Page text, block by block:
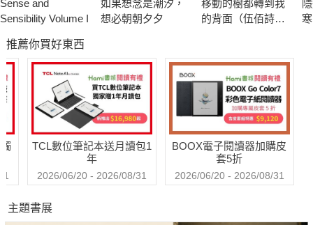
Sense and
Sensibility Volume I
如果想念是潮汐，
想必朝朝夕夕
移動的樹都轉到我
的背面（伍佰詩歌
推薦你買好東西
TCL數位筆記本送月讀包1
年
2026/06/20 - 2026/08/31
BOOX電子閱讀器加購皮
套5折
2026/06/20 - 2026/08/31
主題書展